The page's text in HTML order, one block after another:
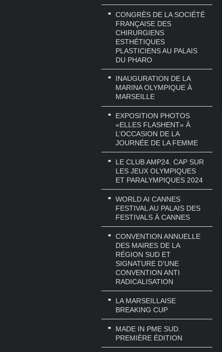
CONGRÈS DE LA SOCIÉTÉ
FRANÇAISE DES
CHIRURGIENS
ESTHÉTIQUES
PLASTICIENS AU PALAIS
DU PHARO
INAUGURATION DE LA
MARINA OLYMPIQUE À
MARSEILLE
EXPOSITION PHOTOS
«ELLES FLASHENT» À
L’OCCASION DE LA
JOURNÉE DE LA FEMME
LE CLUB AMP24. CAP SUR
LES JEUX OLYMPIQUES
ET PARALYMPIQUES 2024
WORLD AI CANNES
FESTIVAL AU PALAIS DES
FESTIVALS À CANNES
CONVENTION ANNUELLE
DES MAIRES DE LA
RÉGION SUD ET
SIGNATURE D’UNE
CONVENTION ANTI
RADICALISATION
LA MARSEILLAISE
BREAKING CUP
MADE IN PME SUD.
PREMIÈRE ÉDITION